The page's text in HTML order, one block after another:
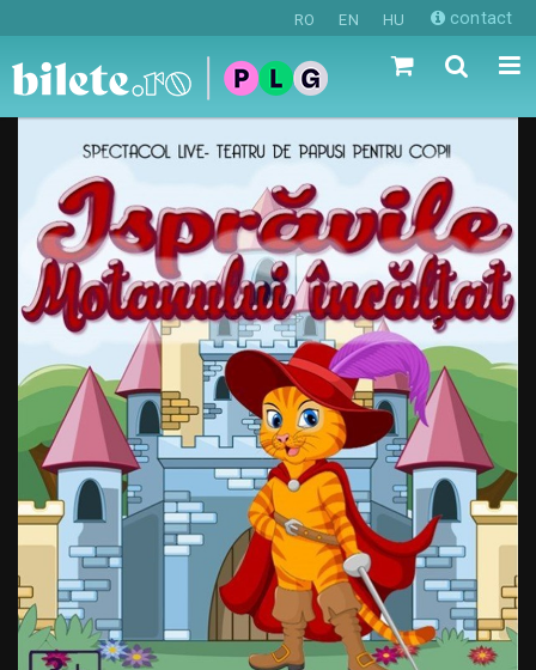
RO EN HU contact